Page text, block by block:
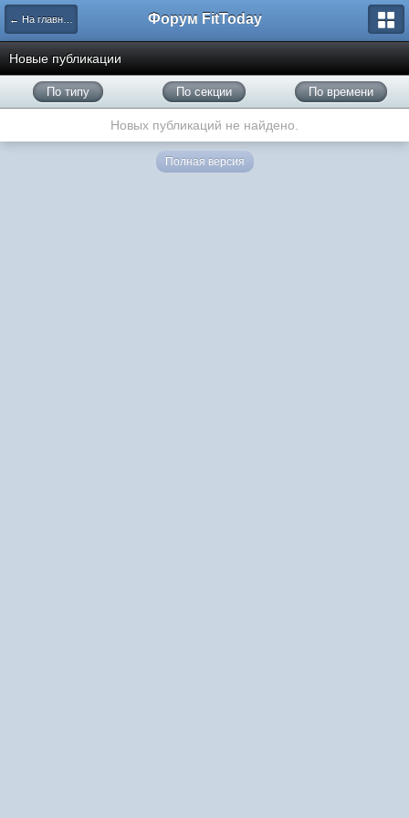
← На главную Форум FitToday
Новые публикации
По типу По секции По времени
Новых публикаций не найдено.
Полная версия